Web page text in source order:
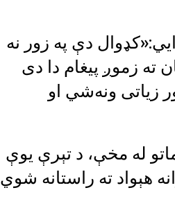
دې په زور نه
ته زموږ پیغام دا دی
زیاتی ونه‌شي او
له مخې، د تېرې یوې
کډوال له ایرانه هېواد ته راستانه شوي